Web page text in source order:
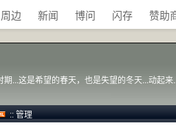
周边 新闻 博问 闪存 赞助
...这是希望的春天，也是失望的冬天...动起来
::管理